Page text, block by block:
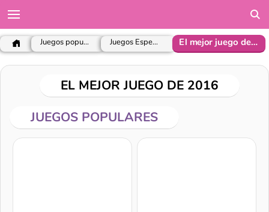
Juegos populares Juegos Especiales El mejor juego de 2016
EL MEJOR JUEGO DE 2016
JUEGOS POPULARES